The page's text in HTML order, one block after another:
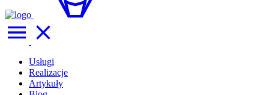
Usługi
Realizacje
Artykuły